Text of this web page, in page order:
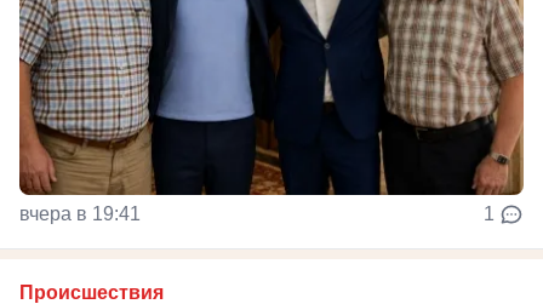
вчера в 19:41 1
Происшествия